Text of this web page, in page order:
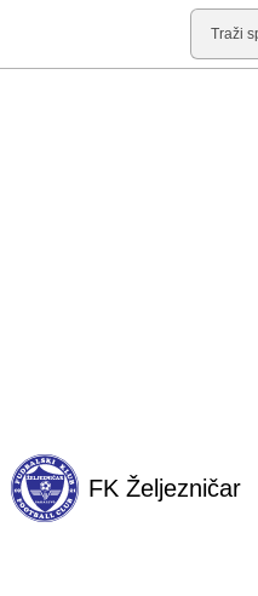
Pretraga
FK Željezničar